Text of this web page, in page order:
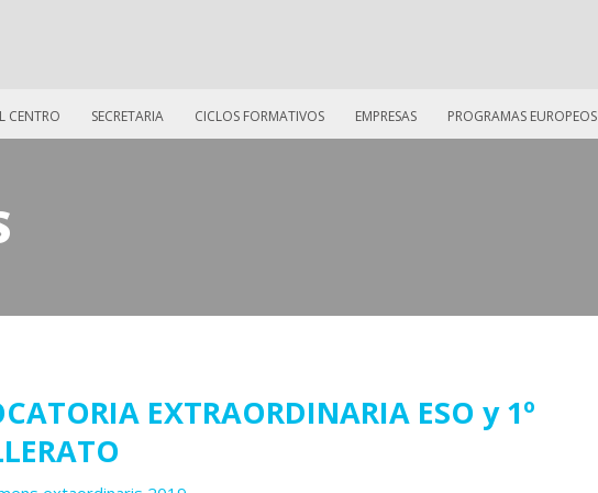
CENTRO SECRETARIA CICLOS FORMATIVOS EMPRESAS PROGRAMAS EUROPEOS
EXTRAORDINARIA ESO y 1º